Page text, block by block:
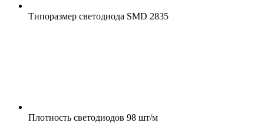
Типоразмер светодиода SMD 2835
Плотность светодиодов 98 шт/м